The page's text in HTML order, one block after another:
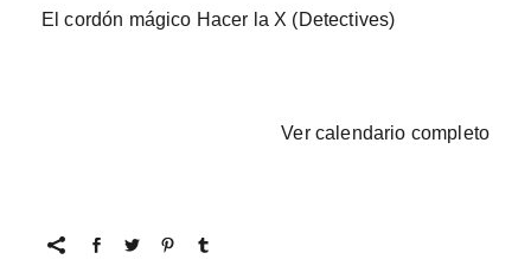
El cordón mágico Hacer la X (Detectives)
Ver calendario completo